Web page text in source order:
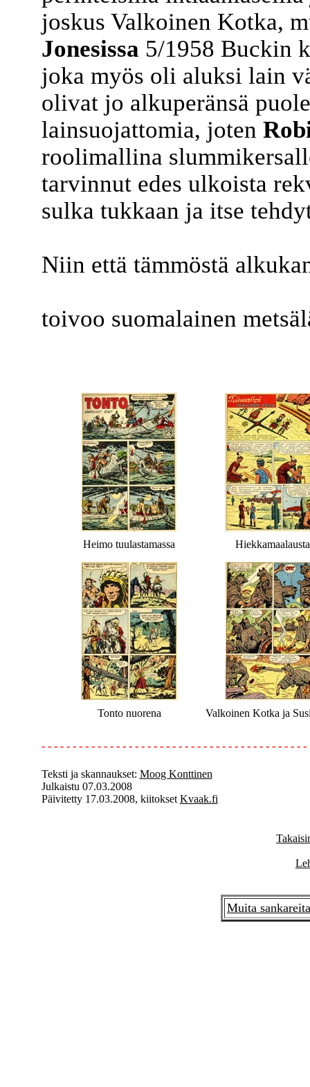
joskus Valkoinen Kotka,
Jonesissa 5/1958 Buckin
joka myös oli aluksi lain
olivat jo alkuperänsä
lainsuojattomia, joten
roolimallina
tarvinnut edes ulkoista
sulka tukkaan ja itse
Niin että tämmöstä
toivoo suomalainen
Heimo tuulastamassa Hiekkamaalausta
Tonto nuorena Valkoinen Kotka ja
- - - - - - - - - - - - - - - - - - - - - - - - - - - - - - - - - - - - - - - - - - -
Teksti ja skannaukset: Moog Konttinen
Julkaistu 07.03.2008
Päivitetty 17.03.2008, kiitokset Kvaak.fi
Muita